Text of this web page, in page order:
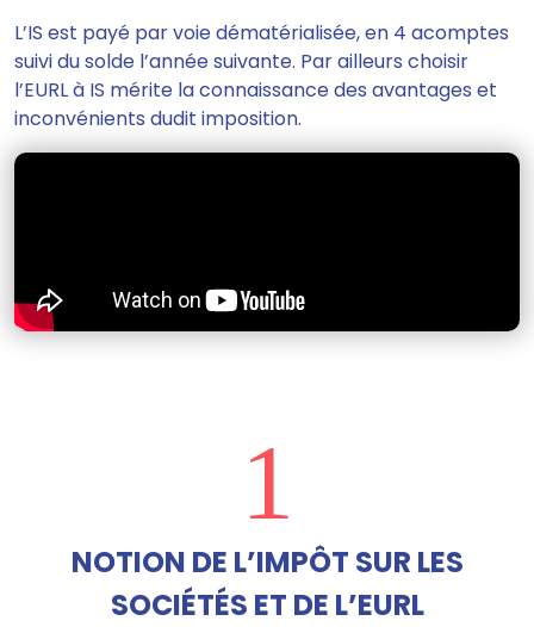
L’IS est payé par voie dématérialisée, en 4 acomptes
suivi du solde l’année suivante. Par ailleurs choisir
l’EURL à IS mérite la connaissance des avantages et
inconvénients dudit imposition.
1
NOTION DE L’IMPÔT SUR LES
SOCIÉTÉS ET DE L’EURL